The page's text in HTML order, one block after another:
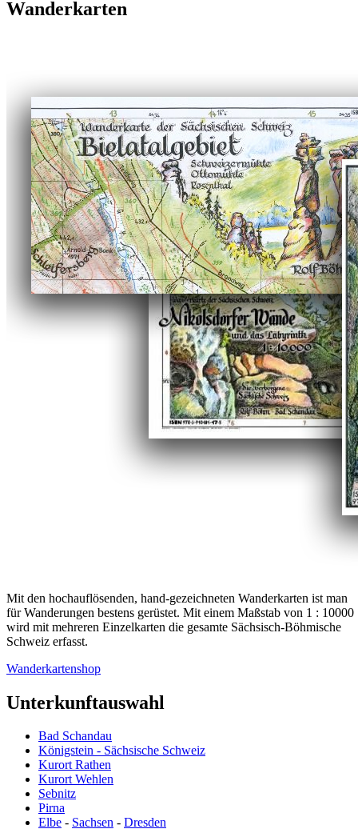
Wanderkarten
Mit den hochauflösenden, hand-gezeichneten Wanderkarten ist man
für Wanderungen bestens gerüstet. Mit einem Maßstab von 1 : 10000
wird mit mehreren Einzelkarten die gesamte Sächsisch-Böhmische
Schweiz erfasst.
Wanderkartenshop
Unterkunftauswahl
Bad Schandau
Königstein - Sächsische Schweiz
Kurort Rathen
Kurort Wehlen
Sebnitz
Pirna
Elbe - Sachsen - Dresden